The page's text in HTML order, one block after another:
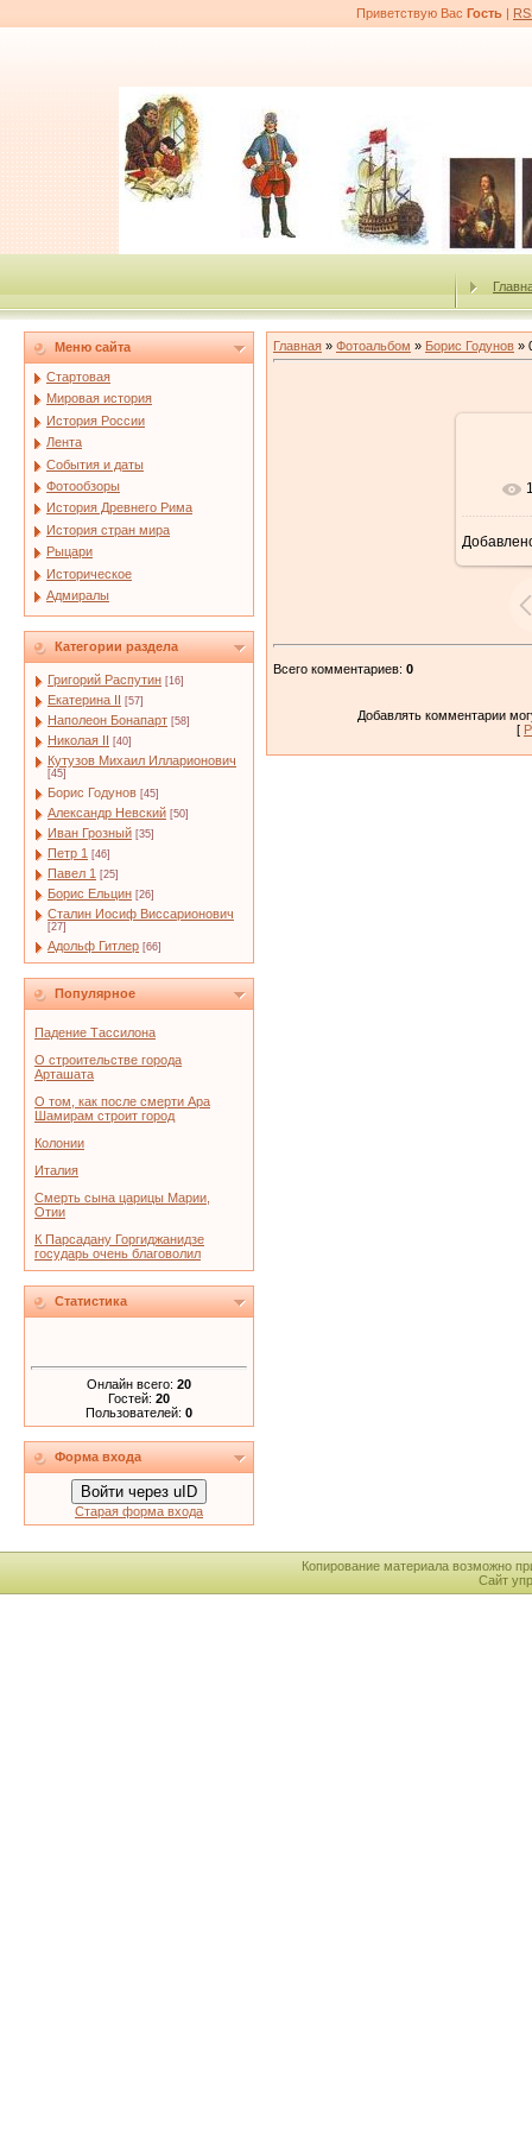
Приветствую Вас Гость |
Меню сайта
Стартовая
Мировая история
История России
Лента
События и даты
Фотообзоры
История Древнего Рима
История стран мира
Рыцари
Историческое
Адмиралы
Категории раздела
Григорий Распутин [16]
Екатерина II [57]
Наполеон Бонапарт [58]
Николая II [40]
Кутузов Михаил Илларионович
[45]
Борис Годунов [45]
Александр Невский [50]
Иван Грозный [35]
Петр 1 [46]
Павел 1 [25]
Борис Ельцин [26]
Сталин Иосиф Виссарионович
[27]
Адольф Гитлер [66]
Популярное
Падение Тассилона
О строительстве города
Арташата
О том, как после смерти Ара
Шамирам строит город
Колонии
Италия
Смерть сына царицы Марии,
Отии
К Парсадану Горгиджанидзе
государь очень благоволил
Статистика
Онлайн всего: 20
Гостей: 20
Пользователей: 0
Форма входа
Войти через uID
Старая форма входа
Главная » Фотоальбом » Борис Годунов »
Всего комментариев: 0
Добавлять комментарии
[
Копирование материала возможно
Сайт